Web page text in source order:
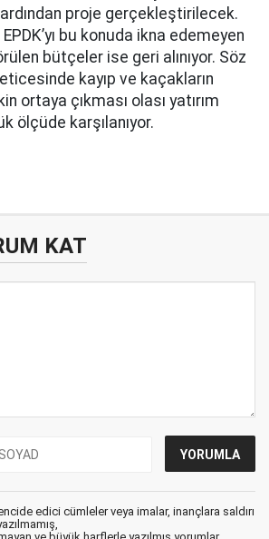
ardından proje gerçekleştirilecek.
bu konuda ikna edemeyen
bütçeler ise geri alınıyor. Söz
kayıp ve kaçakların
ortaya çıkması olası yatırım
ölçüde karşılanıyor.
KAT
edici cümleler veya imalar, inançlara saldırı